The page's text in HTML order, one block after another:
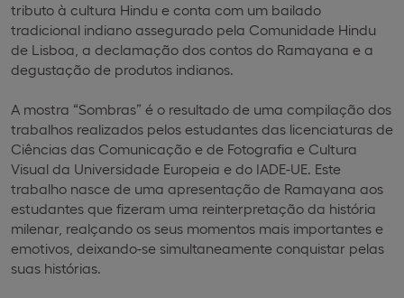
tributo à cultura Hindu e conta com um bailado
tradicional indiano assegurado pela Comunidade Hindu
de Lisboa, a declamação dos contos do Ramayana e a
degustação de produtos indianos.
A mostra “Sombras” é o resultado de uma compilação dos
trabalhos realizados pelos estudantes das licenciaturas de
Ciências das Comunicação e de Fotografia e Cultura
Visual da Universidade Europeia e do IADE-UE. Este
trabalho nasce de uma apresentação de Ramayana aos
estudantes que fizeram uma reinterpretação da história
milenar, realçando os seus momentos mais importantes e
emotivos, deixando-se simultaneamente conquistar pelas
suas histórias.